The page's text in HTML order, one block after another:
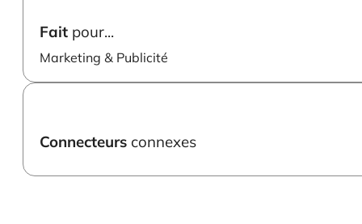
Fait pour...
Marketing & Publicité
Connecteurs connexes